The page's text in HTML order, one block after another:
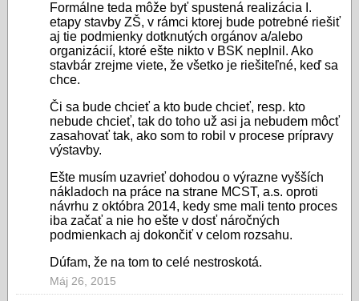
Formálne teda môže byť spustená realizácia I.
etapy stavby ZŠ, v rámci ktorej bude potrebné riešiť
aj tie podmienky dotknutých orgánov a/alebo
organizácií, ktoré ešte nikto v BSK neplnil. Ako
stavbár zrejme viete, že všetko je riešiteľné, keď sa
chce.
Či sa bude chcieť a kto bude chcieť, resp. kto
nebude chcieť, tak do toho už asi ja nebudem môcť
zasahovať tak, ako som to robil v procese prípravy
výstavby.
Ešte musím uzavrieť dohodou o výrazne vyšších
nákladoch na práce na strane MCST, a.s. oproti
návrhu z októbra 2014, kedy sme mali tento proces
iba začať a nie ho ešte v dosť náročných
podmienkach aj dokončiť v celom rozsahu.
Dúfam, že na tom to celé nestroskotá.
Máj 26, 2015